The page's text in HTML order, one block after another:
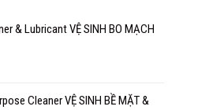
& Lubricant VỆ SINH BO MẠCH
Cleaner VỆ SINH BỀ MẶT &